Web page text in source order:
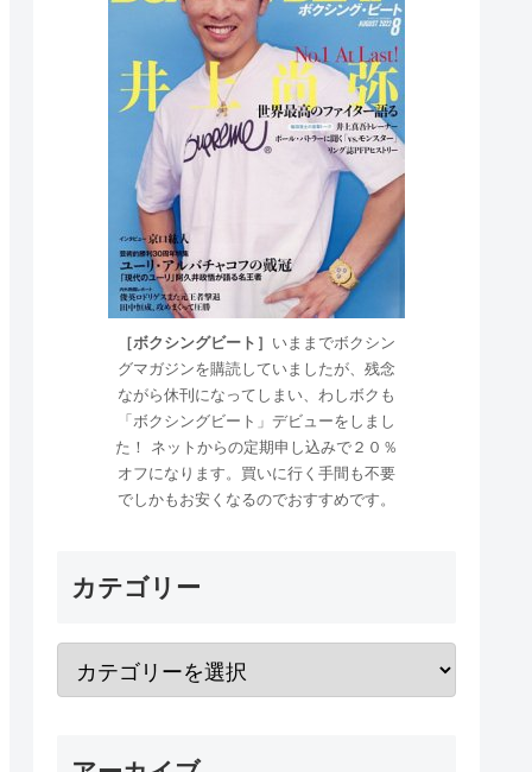
［ボクシングビート］ いままでボクシン
グマガジンを購読していましたが、残念
ながら休刊になってしまい、わしボクも
「ボクシングビート」デビューをしまし
た！ ネットからの定期申し込みで２０％
オフになります。買いに行く手間も不要
でしかもお安くなるのでおすすめです。
カテゴリー